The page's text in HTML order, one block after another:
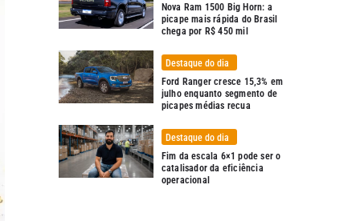
Nova Ram 1500 Big Horn: a
picape mais rápida do Brasil
chega por R$ 450 mil
Destaque do dia
Ford Ranger cresce 15,3% em
julho enquanto segmento de
picapes médias recua
Destaque do dia
Fim da escala 6×1 pode ser o
catalisador da eficiência
operacional